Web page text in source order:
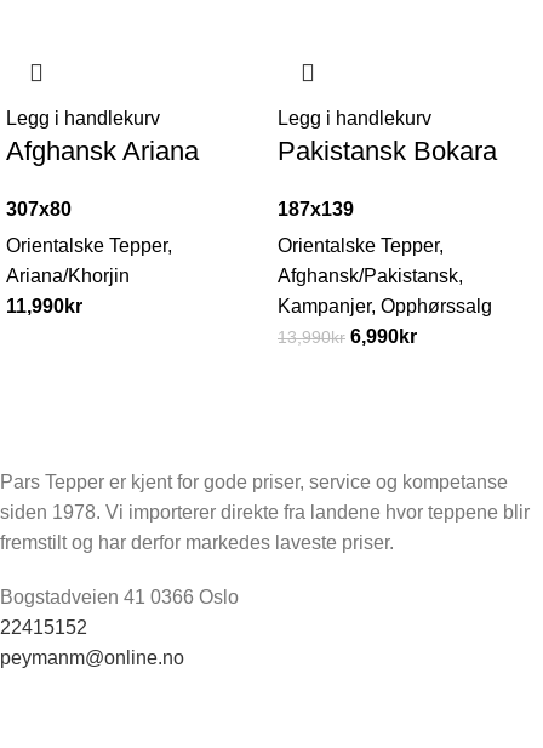
Legg i handlekurv
Afghansk Ariana
307x80
Orientalske Tepper,
Ariana/Khorjin
11,990kr
Legg i handlekurv
Pakistansk Bokara
187x139
Orientalske Tepper,
Afghansk/Pakistansk,
Kampanjer, Opphørssalg
13,990kr 6,990kr
Pars Tepper er kjent for gode priser, service og kompetanse
siden 1978. Vi importerer direkte fra landene hvor teppene blir
fremstilt og har derfor markedes laveste priser.
Bogstadveien 41 0366 Oslo
22415152
peymanm@online.no